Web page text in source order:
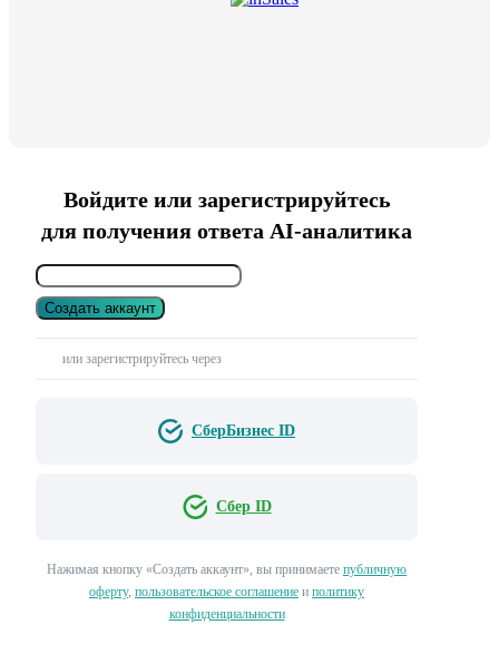
Войдите или зарегистрируйтесь
для получения ответа AI-аналитика
Создать аккаунт
или зарегистрируйтесь через
СберБизнес ID
Сбер ID
Нажимая кнопку «Создать аккаунт», вы принимаете публичную
оферту, пользовательское соглашение и политику
конфиденциальности